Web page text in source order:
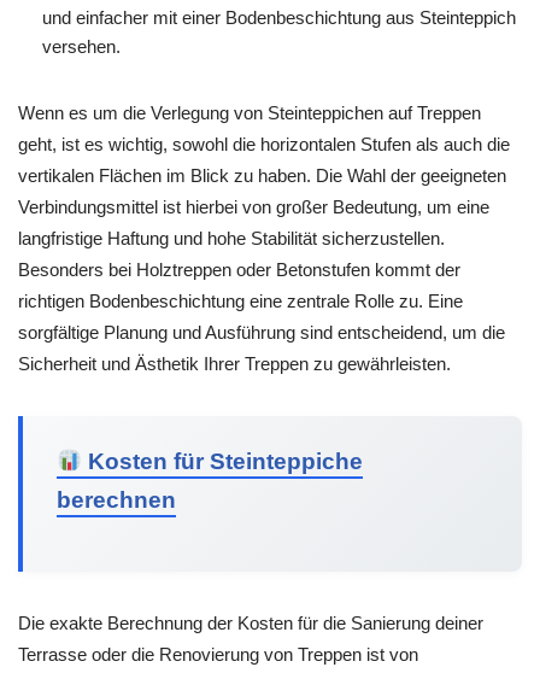
und einfacher mit einer Bodenbeschichtung aus Steinteppich
versehen.
Wenn es um die Verlegung von Steinteppichen auf Treppen
geht, ist es wichtig, sowohl die horizontalen Stufen als auch die
vertikalen Flächen im Blick zu haben. Die Wahl der geeigneten
Verbindungsmittel ist hierbei von großer Bedeutung, um eine
langfristige Haftung und hohe Stabilität sicherzustellen.
Besonders bei Holztreppen oder Betonstufen kommt der
richtigen Bodenbeschichtung eine zentrale Rolle zu. Eine
sorgfältige Planung und Ausführung sind entscheidend, um die
Sicherheit und Ästhetik Ihrer Treppen zu gewährleisten.
Kosten für Steinteppiche
berechnen
Die exakte Berechnung der Kosten für die Sanierung deiner
Terrasse oder die Renovierung von Treppen ist von